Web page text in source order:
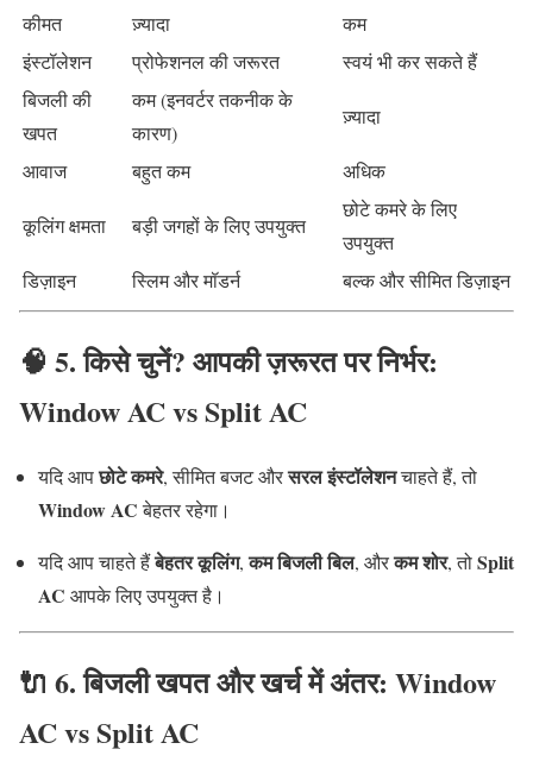
कीमत ज़्यादा
कम
इंस्टॉलेशन
प्रोफेशनल की जरूरत
स्वयं भी कर सकते हैं
बिजली की
खपत
कम (इनवर्टर तकनीक के
कारण)
ज़्यादा
आवाज बहुत कम अधिक
कूलिंग क्षमता बड़ी जगहों के लिए उपयुक्त
छोटे कमरे के लिए
उपयुक्त
डिज़ाइन
स्लिम और मॉडर्न बल्क और सीमित डिज़ाइन
🧠 5. किसे चुनें? आपकी ज़रूरत पर निर्भर:
Window AC vs Split AC
यदि आपछोटे कमरे, सीमित बजट औरसरल इंस्टॉलेशनचाहते हैं, तो
Window ACबेहतर रहेगा।
यदि आप चाहते हैंबेहतर कूलिंग,कम बिजली बिल, औरकम शोर, तोSplit
AC आपके लिए उपयुक्त है।
🔌 6. बिजली खपत और खर्च में अंतर: Window
AC vs Split AC